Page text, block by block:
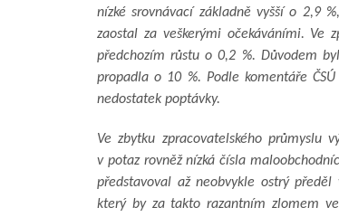
nízké srovnávací základně vyšší o 2,9
zaostal za veškerými očekáváními. Ve
předchozím růstu o 0,2 %. Důvodem
propadla o 10 %. Podle komentáře
nedostatek poptávky.
Ve zbytku zpracovatelského průmyslu
v potaz rovněž nízká čísla
představoval až neobvykle ostrý
který by za takto razantním zlomem